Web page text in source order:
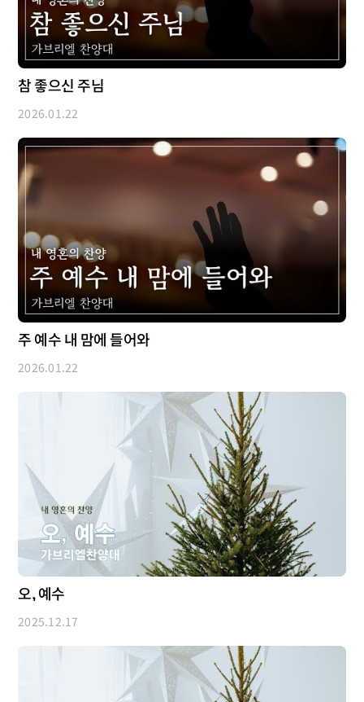
참 좋으신 주님
2026.01.22
주 예수 내 맘에 들어와
2026.01.22
오, 예수
2025.12.17